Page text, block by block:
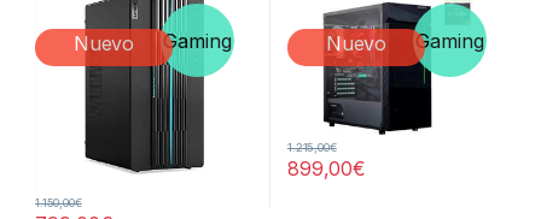
Gaming
Nuevo
1.150,00€
Gaming
Nuevo
899,00€
1.215,00€